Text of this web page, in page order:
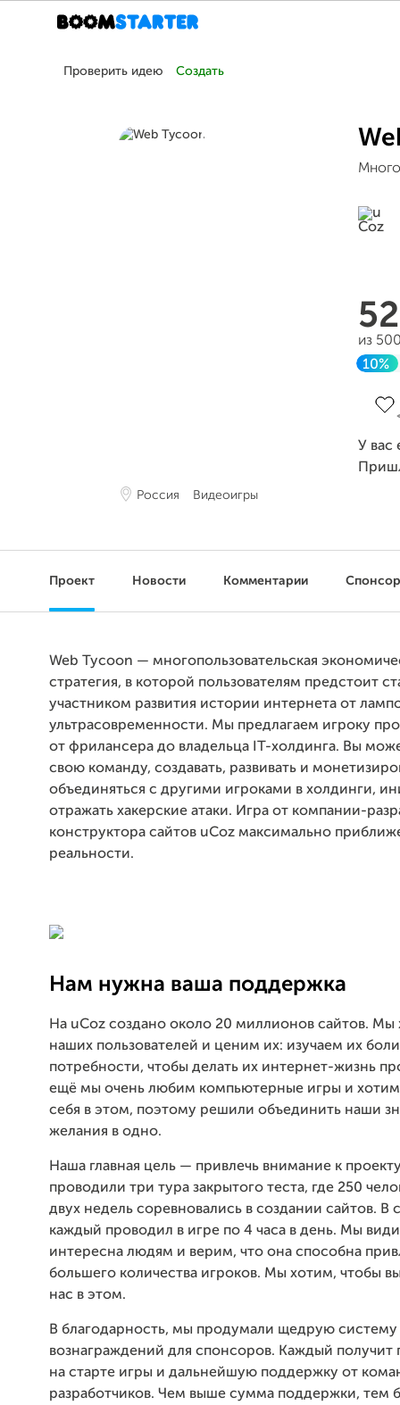
Проверить идею Создать
Россия Видеоигры
из
10%
У вас
Проект Новости Комментарии
Web Tycoon — многопользовательская
стратегия, в которой пользователям предстоит
участником развития истории интернета от
ультрасовременности. Мы предлагаем игроку
от фрилансера до владельца IT-холдинга. Вы
свою команду, создавать, развивать и
объединяться с другими игроками в холдинги,
отражать хакерские атаки. Игра от компании-
конструктора сайтов uCoz максимально
реальности.
Нам нужна ваша поддержка
На uCoz создано около 20 миллионов сайтов.
наших пользователей и ценим их: изучаем их
потребности, чтобы делать их интернет-жизнь
ещё мы очень любим компьютерные игры и хотим
себя в этом, поэтому решили объединить наши
желания в одно.
Наша главная цель — привлечь внимание к
проводили три тура закрытого теста, где 250
двух недель соревновались в создании сайтов. В
каждый проводил в игре по 4 часа в день. Мы
интересна людям и верим, что она способна
большего количества игроков. Мы хотим, чтобы
нас в этом.
В благодарность, мы продумали щедрую систему
вознаграждений для спонсоров. Каждый
на старте игры и дальнейшую поддержку от
разработчиков. Чем выше сумма поддержки, тем